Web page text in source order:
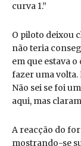
curva 1.”
O piloto deixou
não teria
em que estava
fazer uma volta.
Não sei se foi
aqui, mas
A reacção do
mostrando-se